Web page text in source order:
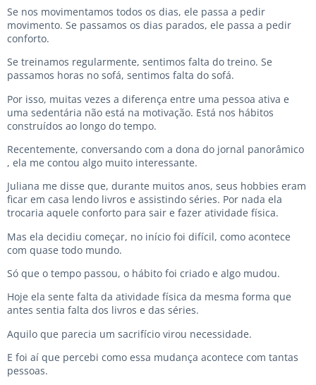
Se nos movimentamos todos os dias, ele passa a pedir
movimento. Se passamos os dias parados, ele passa a pedir
conforto.
Se treinamos regularmente, sentimos falta do treino. Se
passamos horas no sofá, sentimos falta do sofá.
Por isso, muitas vezes a diferença entre uma pessoa ativa e
uma sedentária não está na motivação. Está nos hábitos
construídos ao longo do tempo.
Recentemente, conversando com a dona do jornal panorâmico
, ela me contou algo muito interessante.
Juliana me disse que, durante muitos anos, seus hobbies eram
ficar em casa lendo livros e assistindo séries. Por nada ela
trocaria aquele conforto para sair e fazer atividade física.
Mas ela decidiu começar, no início foi difícil, como acontece
com quase todo mundo.
Só que o tempo passou, o hábito foi criado e algo mudou.
Hoje ela sente falta da atividade física da mesma forma que
antes sentia falta dos livros e das séries.
Aquilo que parecia um sacrifício virou necessidade.
E foi aí que percebi como essa mudança acontece com tantas
pessoas.